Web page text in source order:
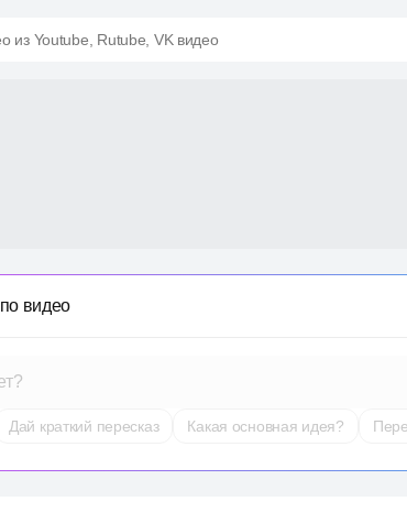
из Youtube, Rutube, VK видео
видео
Дай краткий пересказ Какая основная идея?